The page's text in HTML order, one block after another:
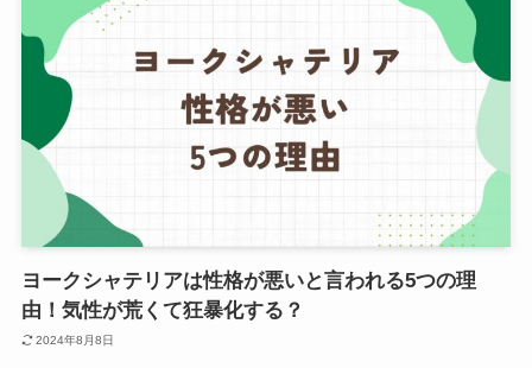
ヨークシャテリアは性格が悪いと言われる5つの理
由！気性が荒くて狂暴化する？
2024年8月8日